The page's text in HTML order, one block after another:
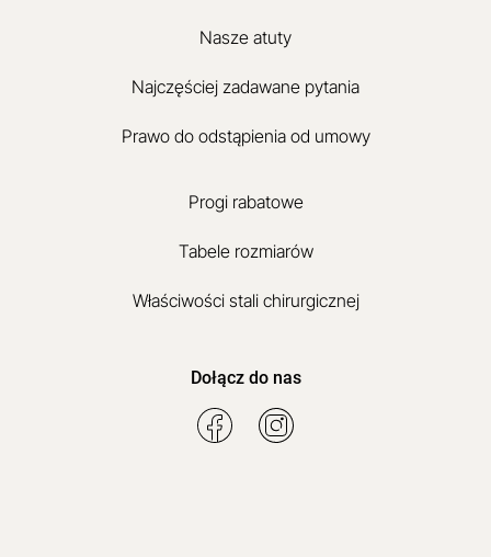
Nasze atuty
Najczęściej zadawane pytania
Prawo do odstąpienia od umowy
Progi rabatowe
Tabele rozmiarów
Właściwości stali chirurgicznej
Dołącz do nas